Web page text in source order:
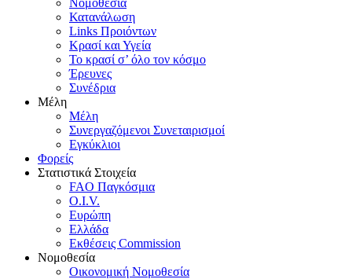
Nομοθεσία
Κατανάλωση
Links Προιόντων
Κρασί και Υγεία
To κρασί σ’ όλο τον κόσμο
Έρευνες
Συνέδρια
Μέλη
Mέλη
Συνεργαζόμενοι Συνεταιρισμοί
Εγκύκλιοι
Φορείς
Στατιστικά Στοιχεία
FAO Παγκόσμια
O.I.V.
Ευρώπη
Ελλάδα
Eκθέσεις Commission
Νομοθεσία
Οικονομική Νομοθεσία